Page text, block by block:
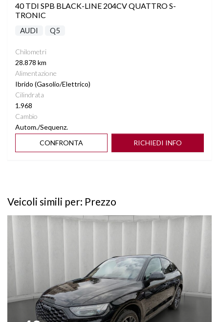
40 TDI SPB BLACK-LINE 204CV QUATTRO S-
TRONIC
AUDI Q5
Chilometri
28.878 km
Alimentazione
Ibrido (Gasolio/Elettrico)
Cilindrata
1.968
Cambio
Autom./Sequenz.
CONFRONTA
RICHIEDI INFO
Veicoli simili per: Prezzo